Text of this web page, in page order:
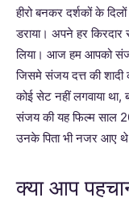
हीरो बनकर दर्शकों के
डराया। अपने हर
लिया। आज हम आपको
जिसमे संजय दत्त की
कोई सेट नहीं लगवाया
संजय की यह फिल्म साल
उनके पिता भी नजर आए
क्या आप